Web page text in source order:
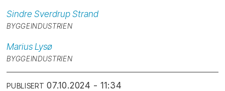
Sindre Sverdrup Strand
BYGGEINDUSTRIEN
Marius Lysø
BYGGEINDUSTRIEN
PUBLISERT 07.10.2024 - 11:34